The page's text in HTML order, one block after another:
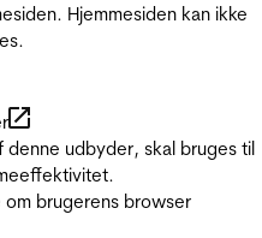
Hjemmesiden kan ikke
denne udbyder, skal bruges til
brugerens browser